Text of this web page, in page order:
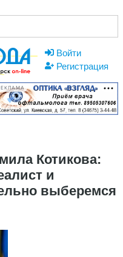
Войти
Регистрация
Котикова:
и
выберемся